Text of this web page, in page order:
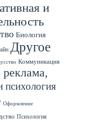
и
Биология
Другое
Коммуникация
Оформление
Психология